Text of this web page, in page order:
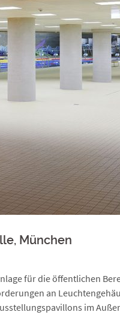
München
für die öffentlichen
an
im